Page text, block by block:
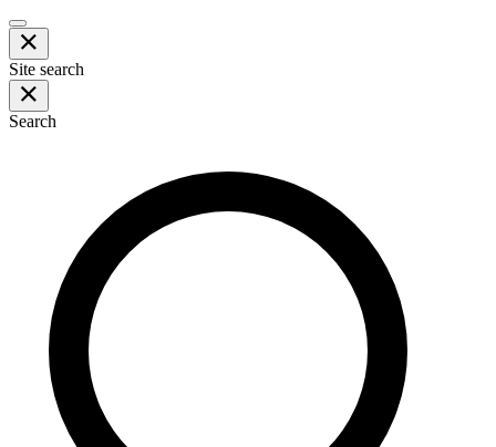
Site search
Search